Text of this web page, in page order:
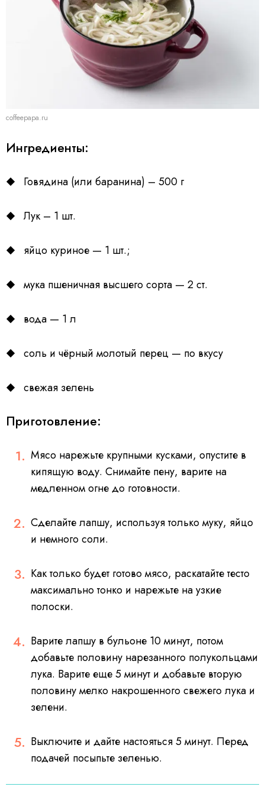
coffeepapa.ru
Ингредиенты:
Говядина (или баранина) – 500 г
Лук – 1 шт.
яйцо куриное — 1 шт.;
мука пшеничная высшего сорта — 2 ст.
вода — 1 л
соль и чёрный молотый перец — по вкусу
свежая зелень
Приготовление:
Мясо нарежьте крупными кусками, опустите в
кипящую воду. Снимайте пену, варите на
медленном огне до готовности.
Сделайте лапшу, используя только муку, яйцо
и немного соли.
Как только будет готово мясо, раскатайте тесто
максимально тонко и нарежьте на узкие
полоски.
Варите лапшу в бульоне 10 минут, потом
добавьте половину нарезанного полукольцами
лука. Варите еще 5 минут и добавьте вторую
половину мелко накрошенного свежего лука и
зелени.
Выключите и дайте настояться 5 минут. Перед
подачей посыпьте зеленью.